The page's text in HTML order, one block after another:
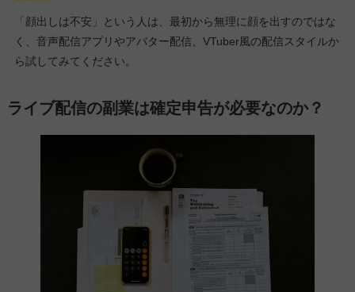
「顔出しは不安」という人は、最初から無理に顔を出すのではな
く、音声配信アプリやアバター配信、VTuber風の配信スタイルか
ら試してみてください。
ライブ配信の副業は確定申告が必要なのか？